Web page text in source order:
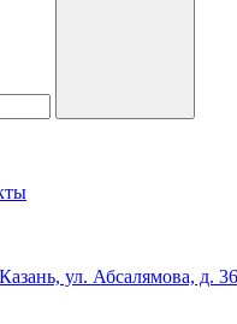
ул. Абсалямова, д.